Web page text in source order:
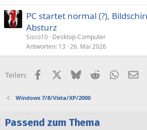
PC startet normal (?),
Absturz
Sisco10 Desktop-Computer
Antworten 13 26. Mai 2026
Teilen: FacebookX (Twitter)
BlueskyReddit E-
Windows 7/8/Vista/XP/2000
Passend zum Thema